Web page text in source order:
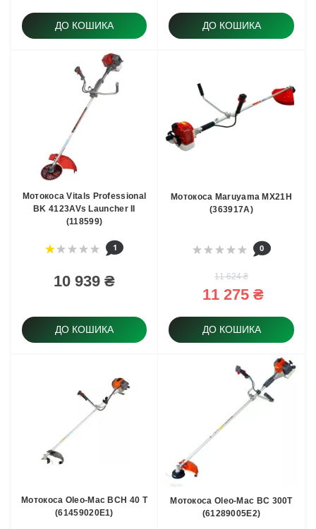
ДО КОШИКА ДО КОШИКА
Мотокоса Vitals Professional
BK 4123AVs Launcher II
(118599)
1
10 939 ₴
ДО КОШИКА
Мотокоса Maruyama MX21H
(363917A)
0
11 624 ₴
11 275 ₴
ДО КОШИКА
Мотoкоса Oleo-Mac BCH 40 T
(61459020E1)
Мотокоса Oleo-Mac BC 300T
(61289005E2)